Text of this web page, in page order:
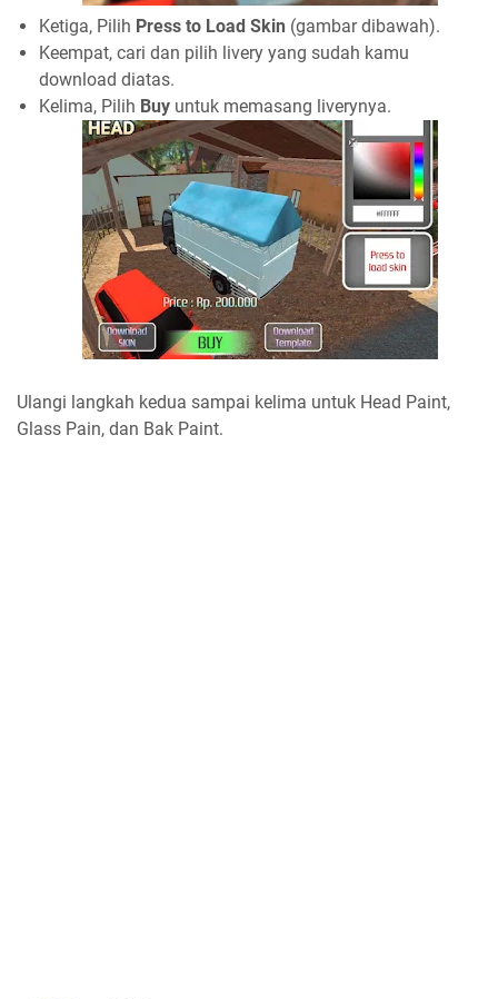
Ketiga, Pilih Press to Load Skin (gambar dibawah).
Keempat, cari dan pilih livery yang sudah kamu
download diatas.
Kelima, Pilih Buy untuk memasang liverynya.
Ulangi langkah kedua sampai kelima untuk Head Paint,
Glass Pain, dan Bak Paint.